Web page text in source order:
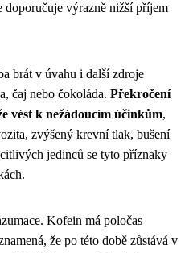
doporučuje výrazně nižší příjem
brát v úvahu i další zdroje
čaj nebo čokoláda. Překročení
vést k nežádoucím účinkům,
zvýšený krevní tlak, bušení
jedinců se tyto příznaky
Kofein má poločas
že po této době zůstává v